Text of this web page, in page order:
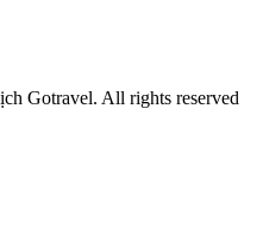
Gotravel. All rights reserved